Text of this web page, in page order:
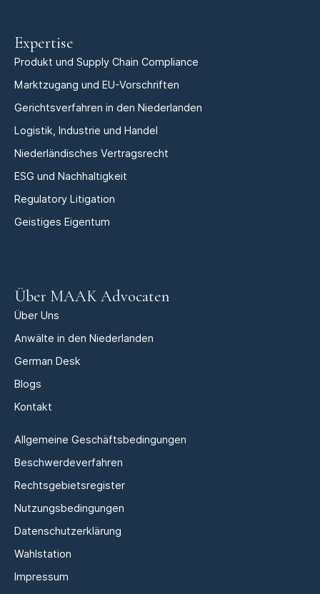
Expertise
Produkt und Supply Chain Compliance
Marktzugang und EU-Vorschriften
Gerichtsverfahren in den Niederlanden
Logistik, Industrie und Handel
Niederländisches Vertragsrecht
ESG und Nachhaltigkeit
Regulatory Litigation
Geistiges Eigentum
Über MAAK Advocaten
Über Uns
Anwälte in den Niederlanden
German Desk
Blogs
Kontakt
Allgemeine Geschäftsbedingungen
Beschwerdeverfahren
Rechtsgebietsregister
Nutzungsbedingungen
Datenschutzerklärung
Wahlstation
Impressum